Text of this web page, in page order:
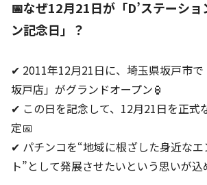
📅なぜ12月21日が「D’ステーショ
ン記念日」？
✔ 2011年12月21日に、埼玉県坂戸市で
坂戸店」がグランドオープン🏮
✔ この日を記念して、12月21日を正式
定📅
✔ パチンコを“地域に根ざした身近な
ト”として発展させたいという思いが